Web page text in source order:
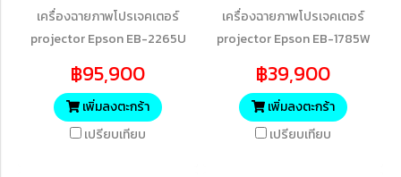
เครื่องฉายภาพโปรเจคเตอร์
projector Epson EB-2265U
(5,500 lumens)
฿95,900
เพิ่มลงตะกร้า
เปรียบเทียบ
เครื่องฉายภาพโปรเจคเตอร์
projector Epson EB-1785W
Projector
฿39,900
เพิ่มลงตะกร้า
เปรียบเทียบ